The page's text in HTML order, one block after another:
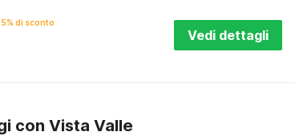
di sconto
Vedi dettagli
con Vista Valle